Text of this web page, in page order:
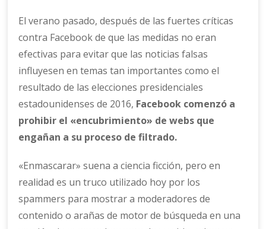
El verano pasado, después de las fuertes críticas
contra Facebook de que las medidas no eran
efectivas para evitar que las noticias falsas
influyesen en temas tan importantes como el
resultado de las elecciones presidenciales
estadounidenses de 2016, Facebook comenzó a
prohibir el «encubrimiento» de webs que
engañan a su proceso de filtrado.
«Enmascarar» suena a ciencia ficción, pero en
realidad es un truco utilizado hoy por los
spammers para mostrar a moderadores de
contenido o arañas de motor de búsqueda en una